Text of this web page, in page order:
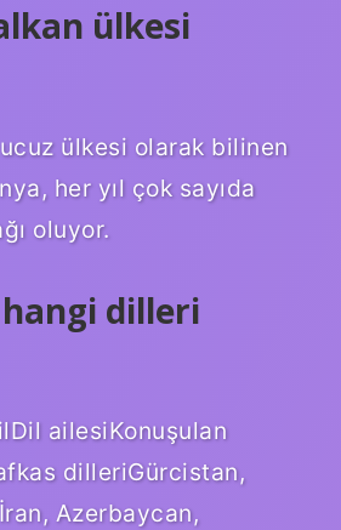
ülkesi
ülkesi olarak bilinen
her yıl çok sayıda
oluyor.
dilleri
ailesiKonuşulan
dilleriGürcistan,
Azerbaycan,